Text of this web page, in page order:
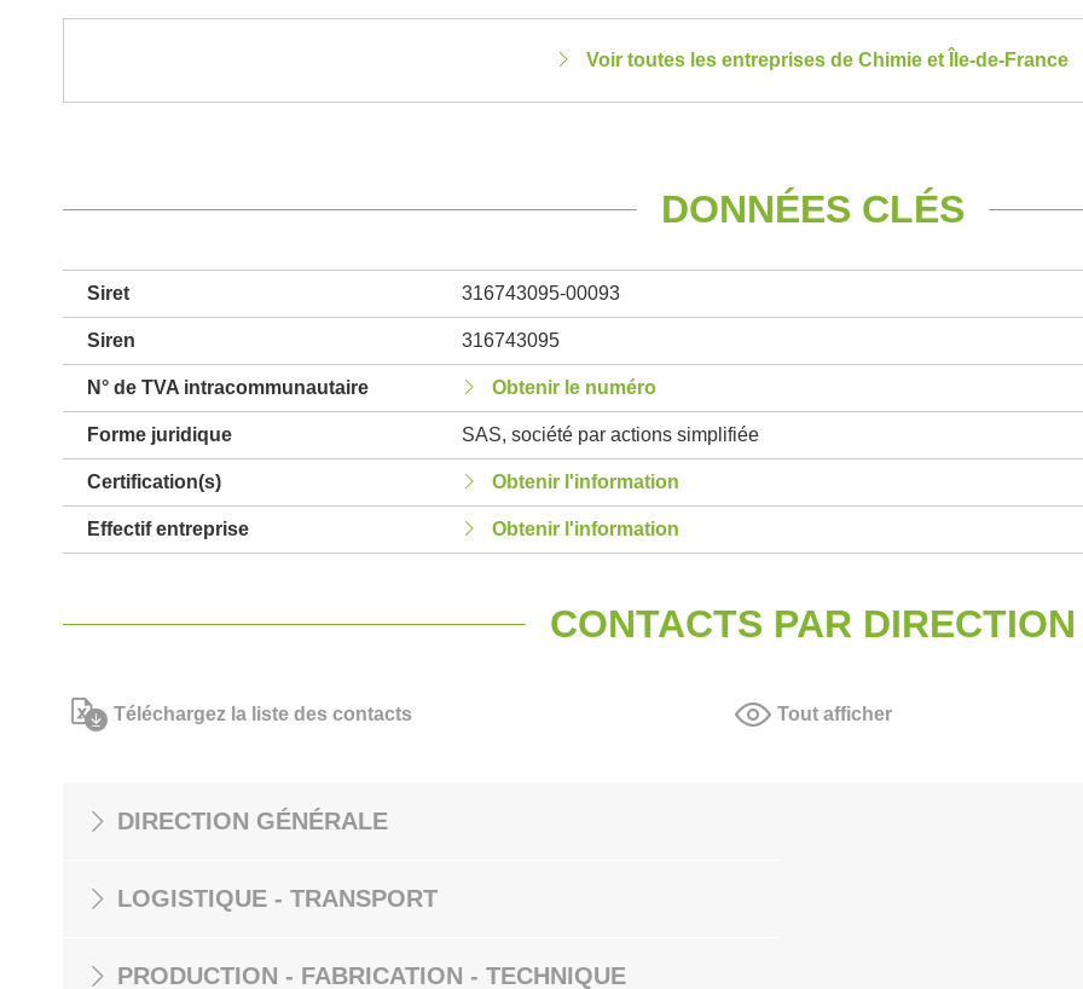
Voir toutes les entreprises de Chimie et Île-de-France
DONNÉES CLÉS
Siret 316743095-00093
Siren 316743095
N° de TVA intracommunautaire Obtenir le numéro
Forme juridique SAS, société par actions simplifiée
Certification(s) Obtenir l'information
Effectif entreprise Obtenir l'information
CONTACTS PAR DIRECTION
Téléchargez la liste des contacts Tout afficher
DIRECTION GÉNÉRALE
LOGISTIQUE - TRANSPORT
PRODUCTION - FABRICATION - TECHNIQUE